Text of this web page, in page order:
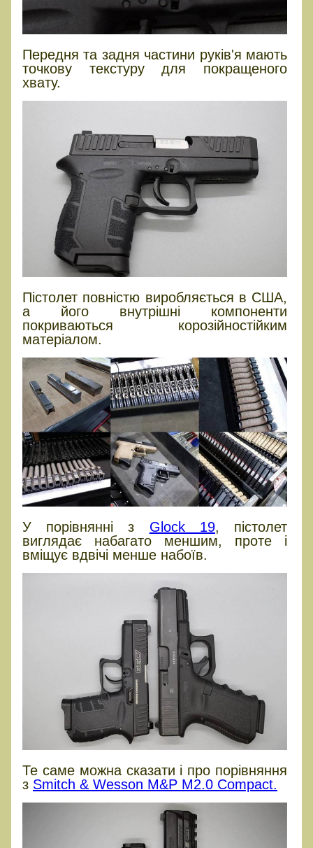
Передня та задня частини руків'я мають
точкову текстуру для покращеного
хвату.
Пістолет повністю виробляється в США,
а його внутрішні компоненти
покриваються корозійностійким
матеріалом.
У порівнянні з Glock 19, пістолет
виглядає набагато меншим, проте і
вміщує вдвічі менше набоїв.
Те саме можна сказати і про порівняння
з Smitch & Wesson M&P M2.0 Compact.